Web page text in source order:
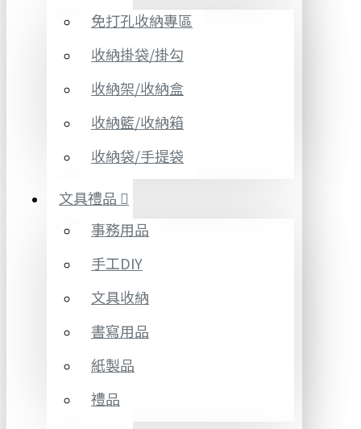
免打孔收納專區
收納掛袋/掛勾
收納架/收納盒
收納籃/收納箱
收納袋/手提袋
文具禮品
事務用品
手工DIY
文具收納
書寫用品
紙製品
禮品